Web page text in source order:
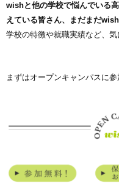
wishと他の学校で悩んでいる高
えている皆さん、まだまだ
学校の特徴や就職実績など、
まずはオープンキャンパスに参